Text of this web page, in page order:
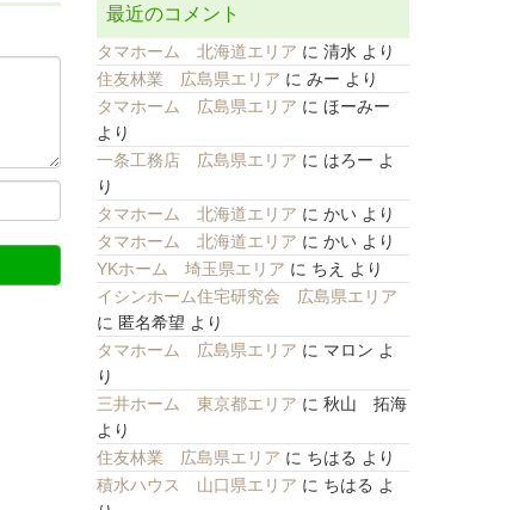
最近のコメント
タマホーム 北海道エリア に 清水 より
住友林業 広島県エリア に みー より
タマホーム 広島県エリア に ほーみー
より
一条工務店 広島県エリア に はろー よ
り
タマホーム 北海道エリア に かいより
タマホーム 北海道エリア に かいより
YKホーム 埼玉県エリア に ちえ
より
イシンホーム住宅研究会 広島県エリア
に 匿名希望 より
タマホーム 広島県エリア に マロン よ
り
三井ホーム 東京都エリア に 秋山 拓海
より
住友林業 広島県エリア に ちはる より
積水ハウス 山口県エリア に ちはる よ